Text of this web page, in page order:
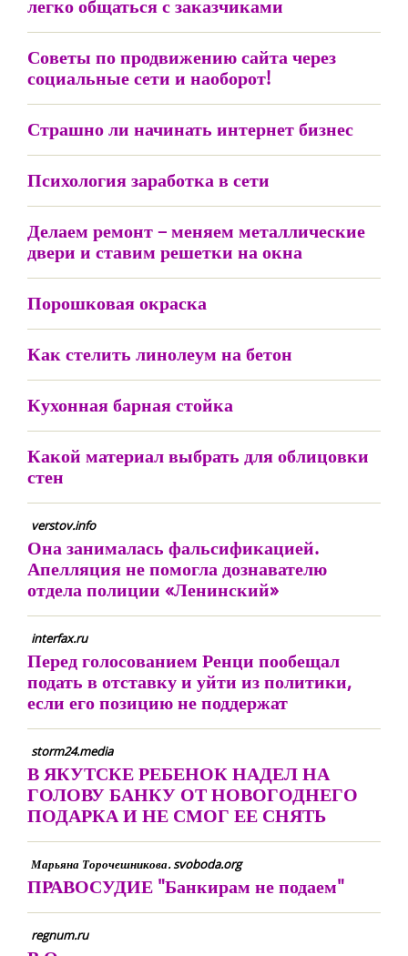
легко общаться с заказчиками
Советы по продвижению сайта через
социальные сети и наоборот!
Страшно ли начинать интернет бизнес
Психология заработка в сети
Делаем ремонт – меняем металлические
двери и ставим решетки на окна
Порошковая окраска
Как стелить линолеум на бетон
Кухонная барная стойка
Какой материал выбрать для облицовки
стен
verstov.info
Она занималась фальсификацией.
Апелляция не помогла дознавателю
отдела полиции «Ленинский»
interfax.ru
Перед голосованием Ренци пообещал
подать в отставку и уйти из политики,
если его позицию не поддержат
storm24.media
В ЯКУТСКЕ РЕБЕНОК НАДЕЛ НА
ГОЛОВУ БАНКУ ОТ НОВОГОДНЕГО
ПОДАРКА И НЕ СМОГ ЕЕ СНЯТЬ
Марьяна Торочешникова. svoboda.org
ПРАВОСУДИЕ "Банкирам не подаем"
regnum.ru